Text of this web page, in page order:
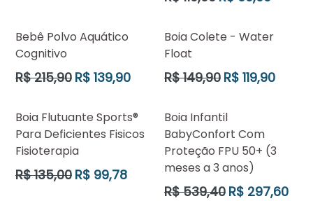
Bebê Polvo Aquático
Cognitivo
Preço
R$ 215,90 R$ 139,90
Boia Colete - Water
Float
Preço
R$ 149,90 R$ 119,90
Boia Flutuante Sports®
Para Deficientes Fisicos
Fisioterapia
Preço
R$ 135,00 R$ 99,78
Boia Infantil
BabyConfort Com
Proteção FPU 50+ (3
meses a 3 anos)
Preço
R$ 539,40 R$ 297,60